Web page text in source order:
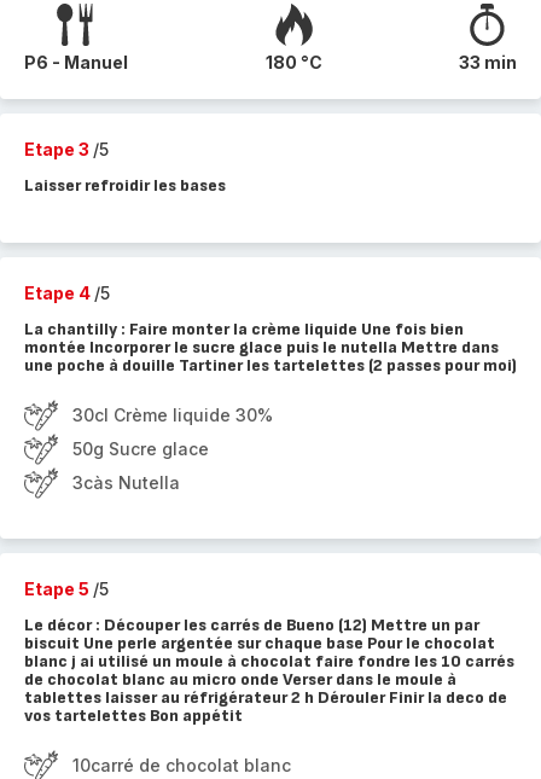
P6 - Manuel 180 °C 33 min
Etape 3 /5
Laisser refroidir les bases
Etape 4 /5
La chantilly : Faire monter la crème liquide Une fois bien
montée Incorporer le sucre glace puis le nutella Mettre dans
une poche à douille Tartiner les tartelettes (2 passes pour moi)
30cl Crème liquide 30%
50g Sucre glace
3càs Nutella
Etape 5 /5
Le décor : Découper les carrés de Bueno (12) Mettre un par
biscuit Une perle argentée sur chaque base Pour le chocolat
blanc j ai utilisé un moule à chocolat faire fondre les 10 carrés
de chocolat blanc au micro onde Verser dans le moule à
tablettes laisser au réfrigérateur 2 h Dérouler Finir la deco de
vos tartelettes Bon appétit
10carré de chocolat blanc